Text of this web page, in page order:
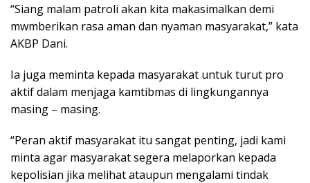
“Siang malam patroli akan kita makasimalkan demi
mwmberikan rasa aman dan nyaman masyarakat,” kata
AKBP Dani.
Ia juga meminta kepada masyarakat untuk turut pro
aktif dalam menjaga kamtibmas di lingkungannya
masing – masing.
“Peran aktif masyarakat itu sangat penting, jadi kami
minta agar masyarakat segera melaporkan kepada
kepolisian jika melihat ataupun mengalami tindak